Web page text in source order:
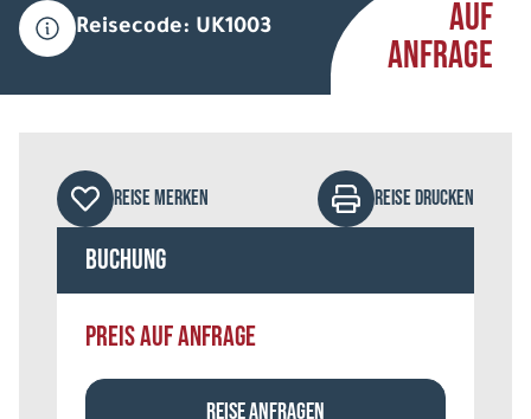
Reisecode: UK1003
AUF
ANFRAGE
REISE MERKEN REISE DRUCKEN
Buchung
PREIS AUF ANFRAGE
REISE ANFRAGEN